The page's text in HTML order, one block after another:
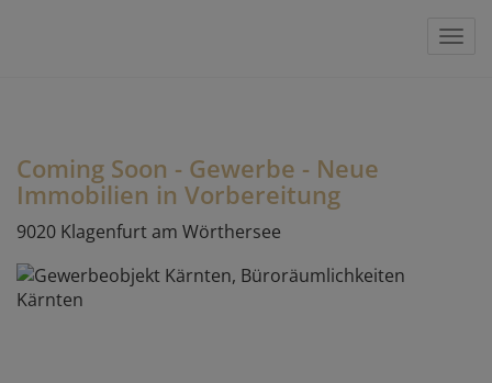
Coming Soon - Gewerbe - Neue
Immobilien in Vorbereitung
9020 Klagenfurt am Wörthersee